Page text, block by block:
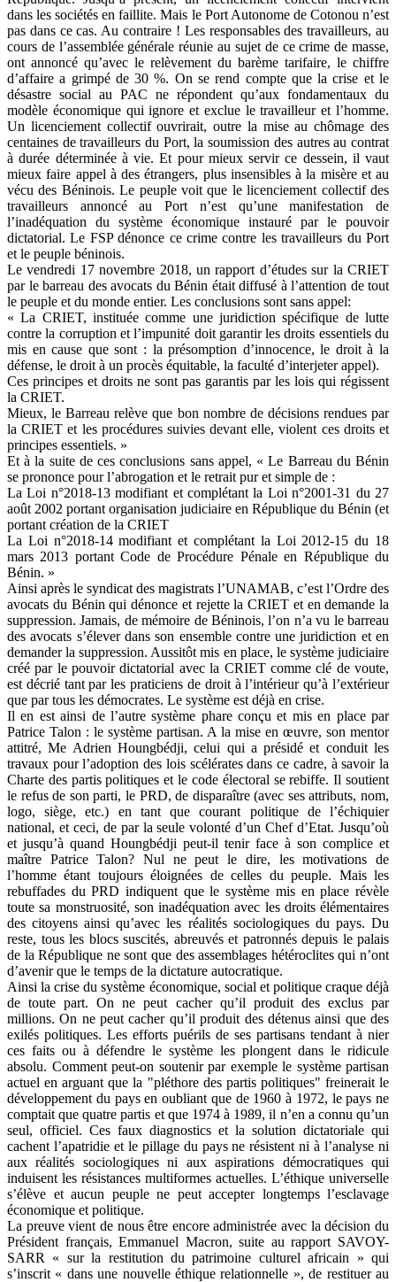
dans les sociétés en faillite. Mais le Port Autonome de Cotonou n’est
pas dans ce cas. Au contraire ! Les responsables des travailleurs, au
cours de l’assemblée générale réunie au sujet de ce crime de masse,
ont annoncé qu’avec le relèvement du barème tarifaire, le chiffre
d’affaire a grimpé de 30 %. On se rend compte que la crise et le
désastre social au PAC ne répondent qu’aux fondamentaux du
modèle économique qui ignore et exclue le travailleur et l’homme.
Un licenciement collectif ouvrirait, outre la mise au chômage des
centaines de travailleurs du Port, la soumission des autres au contrat
à durée déterminée à vie. Et pour mieux servir ce dessein, il vaut
mieux faire appel à des étrangers, plus insensibles à la misère et au
vécu des Béninois. Le peuple voit que le licenciement collectif des
travailleurs annoncé au Port n’est qu’une manifestation de
l’inadéquation du système économique instauré par le pouvoir
dictatorial. Le FSP dénonce ce crime contre les travailleurs du Port
et le peuple béninois.
Le vendredi 17 novembre 2018, un rapport d’études sur la CRIET
par le barreau des avocats du Bénin était diffusé à l’attention de tout
le peuple et du monde entier. Les conclusions sont sans appel:
« La CRIET, instituée comme une juridiction spécifique de lutte
contre la corruption et l’impunité doit garantir les droits essentiels du
mis en cause que sont : la présomption d’innocence, le droit à la
défense, le droit à un procès équitable, la faculté d’interjeter appel).
Ces principes et droits ne sont pas garantis par les lois qui régissent
la CRIET.
Mieux, le Barreau relève que bon nombre de décisions rendues par
la CRIET et les procédures suivies devant elle, violent ces droits et
principes essentiels. »
Et à la suite de ces conclusions sans appel, « Le Barreau du Bénin
se prononce pour l’abrogation et le retrait pur et simple de :
La Loi n°2018-13 modifiant et complétant la Loi n°2001-31 du 27
août 2002 portant organisation judiciaire en République du Bénin (et
portant création de la CRIET
La Loi n°2018-14 modifiant et complétant la Loi 2012-15 du 18
mars 2013 portant Code de Procédure Pénale en République du
Bénin. »
Ainsi après le syndicat des magistrats l’UNAMAB, c’est l’Ordre des
avocats du Bénin qui dénonce et rejette la CRIET et en demande la
suppression. Jamais, de mémoire de Béninois, l’on n’a vu le barreau
des avocats s’élever dans son ensemble contre une juridiction et en
demander la suppression. Aussitôt mis en place, le système judiciaire
créé par le pouvoir dictatorial avec la CRIET comme clé de voute,
est décrié tant par les praticiens de droit à l’intérieur qu’à l’extérieur
que par tous les démocrates. Le système est déjà en crise.
Il en est ainsi de l’autre système phare conçu et mis en place par
Patrice Talon : le système partisan. A la mise en œuvre, son mentor
attitré, Me Adrien Houngbédji, celui qui a présidé et conduit les
travaux pour l’adoption des lois scélérates dans ce cadre, à savoir la
Charte des partis politiques et le code électoral se rebiffe. Il soutient
le refus de son parti, le PRD, de disparaître (avec ses attributs, nom,
logo, siège, etc.) en tant que courant politique de l’échiquier
national, et ceci, de par la seule volonté d’un Chef d’Etat. Jusqu’où
et jusqu’à quand Houngbédji peut-il tenir face à son complice et
maître Patrice Talon? Nul ne peut le dire, les motivations de
l’homme étant toujours éloignées de celles du peuple. Mais les
rebuffades du PRD indiquent que le système mis en place révèle
toute sa monstruosité, son inadéquation avec les droits élémentaires
des citoyens ainsi qu’avec les réalités sociologiques du pays. Du
reste, tous les blocs suscités, abreuvés et patronnés depuis le palais
de la République ne sont que des assemblages hétéroclites qui n’ont
d’avenir que le temps de la dictature autocratique.
Ainsi la crise du système économique, social et politique craque déjà
de toute part. On ne peut cacher qu’il produit des exclus par
millions. On ne peut cacher qu’il produit des détenus ainsi que des
exilés politiques. Les efforts puérils de ses partisans tendant à nier
ces faits ou à défendre le système les plongent dans le ridicule
absolu. Comment peut-on soutenir par exemple le système partisan
actuel en arguant que la "pléthore des partis politiques" freinerait le
développement du pays en oubliant que de 1960 à 1972, le pays ne
comptait que quatre partis et que 1974 à 1989, il n’en a connu qu’un
seul, officiel. Ces faux diagnostics et la solution dictatoriale qui
cachent l’apatridie et le pillage du pays ne résistent ni à l’analyse ni
aux réalités sociologiques ni aux aspirations démocratiques qui
induisent les résistances multiformes actuelles. L’éthique universelle
s’élève et aucun peuple ne peut accepter longtemps l’esclavage
économique et politique.
La preuve vient de nous être encore administrée avec la décision du
Président français, Emmanuel Macron, suite au rapport SAVOY-
SARR « sur la restitution du patrimoine culturel africain » qui
s’inscrit « dans une nouvelle éthique relationnelle », de restituer au